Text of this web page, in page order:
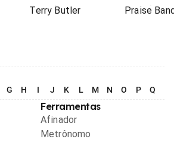
Terry Butler Praise
G H I J K L M N O P Q
Ferramentas
Afinador
Metrônomo